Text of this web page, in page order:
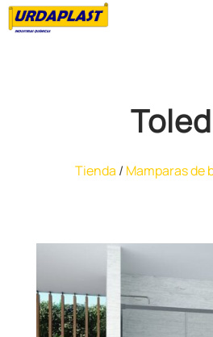
Tienda / Mamparas de